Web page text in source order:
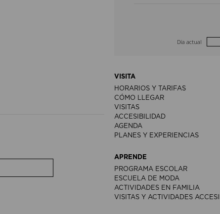
Día actual
VISITA
HORARIOS Y TARIFAS
CÓMO LLEGAR
VISITAS
ACCESIBILIDAD
AGENDA
PLANES Y EXPERIENCIAS
APRENDE
PROGRAMA ESCOLAR
ESCUELA DE MODA
ACTIVIDADES EN FAMILIA
VISITAS Y ACTIVIDADES